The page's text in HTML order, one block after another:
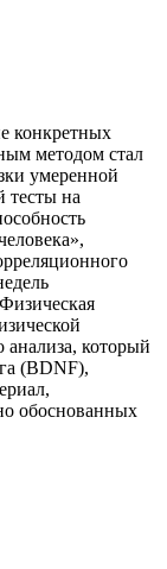
конкретных
методом стал
умеренной
тесты на
который
(BDNF),
обоснованных